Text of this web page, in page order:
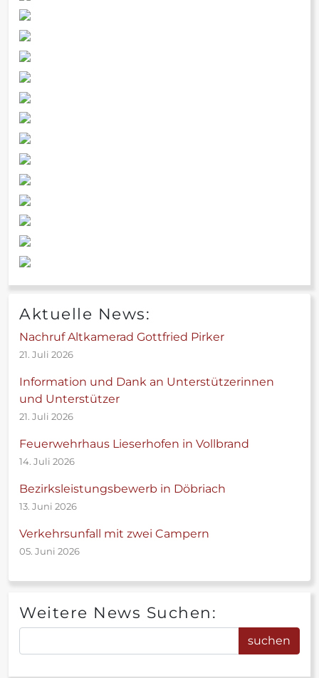
Aktuelle News:
Nachruf Altkamerad Gottfried Pirker
21. Juli 2026
Information und Dank an Unterstützerinnen
und Unterstützer
21. Juli 2026
Feuerwehrhaus Lieserhofen in Vollbrand
14. Juli 2026
Bezirksleistungsbewerb in Döbriach
13. Juni 2026
Verkehrsunfall mit zwei Campern
05. Juni 2026
Weitere News Suchen: